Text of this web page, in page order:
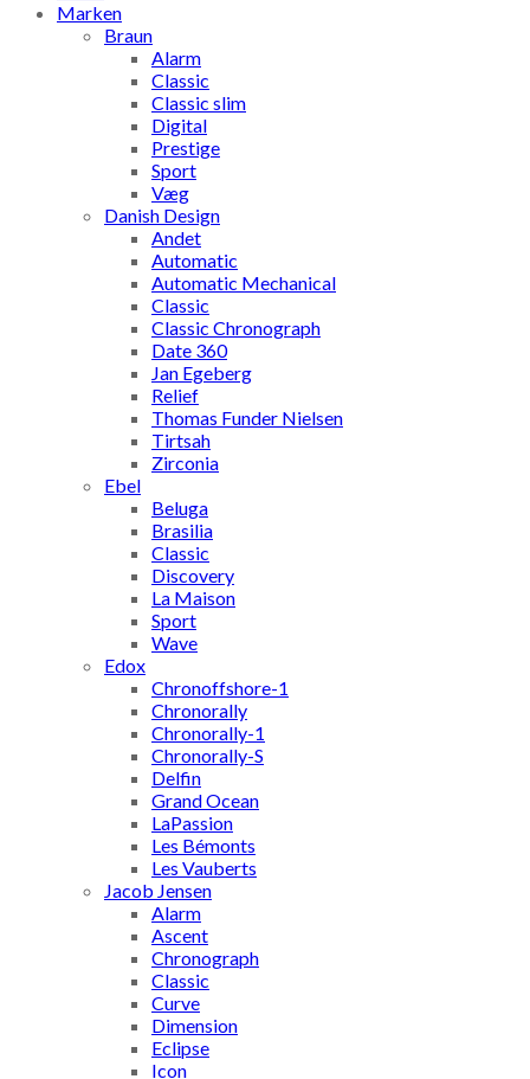
Marken
Braun
Alarm
Classic
Classic slim
Digital
Prestige
Sport
Væg
Danish Design
Andet
Automatic
Automatic Mechanical
Classic
Classic Chronograph
Date 360
Jan Egeberg
Relief
Thomas Funder Nielsen
Tirtsah
Zirconia
Ebel
Beluga
Brasilia
Classic
Discovery
La Maison
Sport
Wave
Edox
Chronoffshore-1
Chronorally
Chronorally-1
Chronorally-S
Delfin
Grand Ocean
LaPassion
Les Bémonts
Les Vauberts
Jacob Jensen
Alarm
Ascent
Chronograph
Classic
Curve
Dimension
Eclipse
Icon